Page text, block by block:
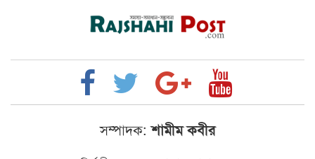
সম্পাদক: শামীম কবীর